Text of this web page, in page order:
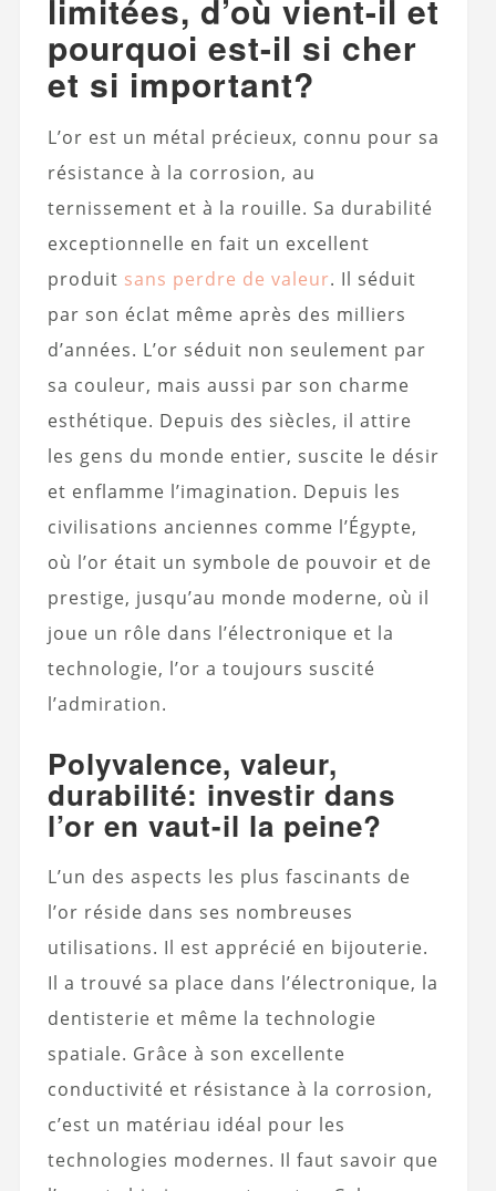
limitées, d’où vient-il et
pourquoi est-il si cher
et si important?
L’or est un métal précieux, connu pour sa
résistance à la corrosion, au
ternissement et à la rouille. Sa durabilité
exceptionnelle en fait un excellent
produit sans perdre de valeur. Il séduit
par son éclat même après des milliers
d’années. L’or séduit non seulement par
sa couleur, mais aussi par son charme
esthétique. Depuis des siècles, il attire
les gens du monde entier, suscite le désir
et enflamme l’imagination. Depuis les
civilisations anciennes comme l’Égypte,
où l’or était un symbole de pouvoir et de
prestige, jusqu’au monde moderne, où il
joue un rôle dans l’électronique et la
technologie, l’or a toujours suscité
l’admiration.
Polyvalence, valeur,
durabilité: investir dans
l’or en vaut-il la peine?
L’un des aspects les plus fascinants de
l’or réside dans ses nombreuses
utilisations. Il est apprécié en bijouterie.
Il a trouvé sa place dans l’électronique, la
dentisterie et même la technologie
spatiale. Grâce à son excellente
conductivité et résistance à la corrosion,
c’est un matériau idéal pour les
technologies modernes. Il faut savoir que